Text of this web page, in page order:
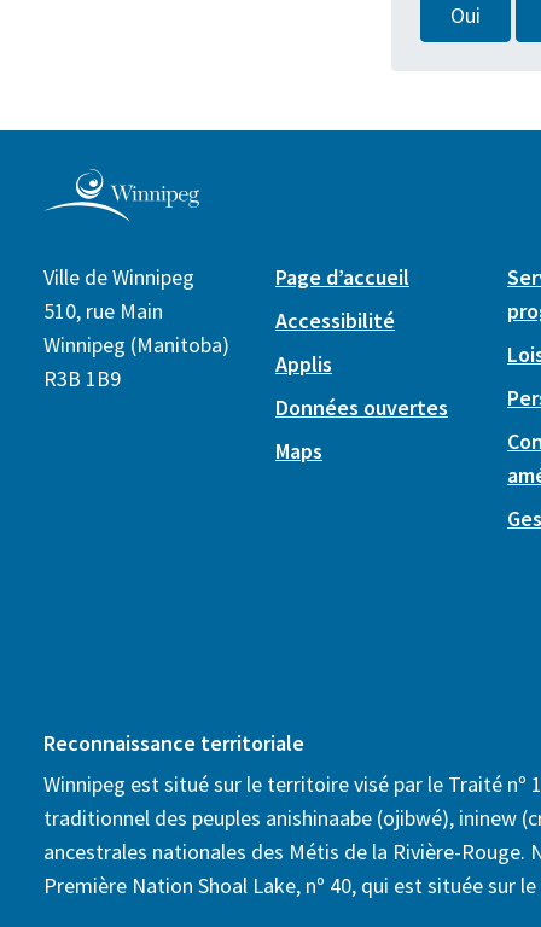
Oui
Ville de Winnipeg
510, rue Main
Winnipeg (Manitoba)
R3B 1B9
Page d’accueil
Accessibilité
Applis
Données ouvertes
Maps
Reconnaissance territoriale
Winnipeg est situé sur le territoire visé par le Traité nº
traditionnel des peuples anishinaabe (ojibwé), ininew
ancestrales nationales des Métis de la Rivière-Rouge.
Première Nation Shoal Lake, nº 40, qui est située sur